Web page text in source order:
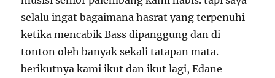
selalu ingat bagaimana hasrat yang terpenuhi
ketika mencabik Bass dipanggung dan di
tonton oleh banyak sekali tatapan mata.
berikutnya kami ikut dan ikut lagi, Edane